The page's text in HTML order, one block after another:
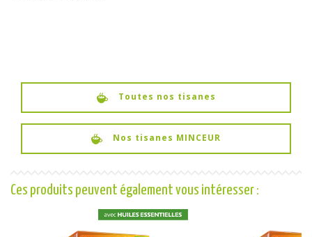
Toutes nos tisanes
Nos tisanes MINCEUR
Ces produits peuvent également vous intéresser :